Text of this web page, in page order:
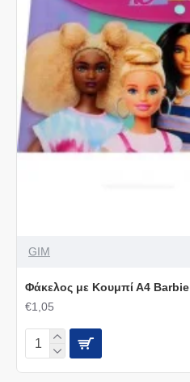
GIM
Φάκελος με Κουμπί Α4 Barbie
€1,05